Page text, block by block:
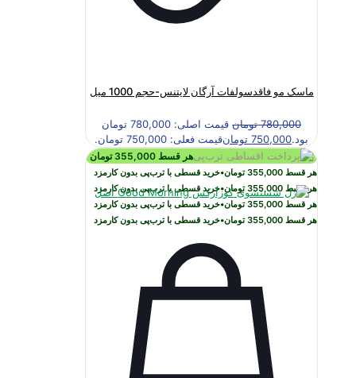
ماسک مو فاقدسولفات آرگان لایتنس-حجم 1000 میل
780,000 تومان
قیمت اصلی: 780,000 تومان
بود.750,000 تومانقیمت فعلی: 750,000 تومان.
هر قسط 355,000 تومان
هر قسط355,000 تومان•خرید قسطی با ترب‌پی بدون کارمزد
هر قسط355,000 تومان•خرید قسطی با ترب‌پی بدون کارمزد
هر قسط355,000 تومان•خرید قسطی با ترب‌پی بدون کارمزد
هر قسط355,000 تومان•خرید قسطی با ترب‌پی بدون کارمزد